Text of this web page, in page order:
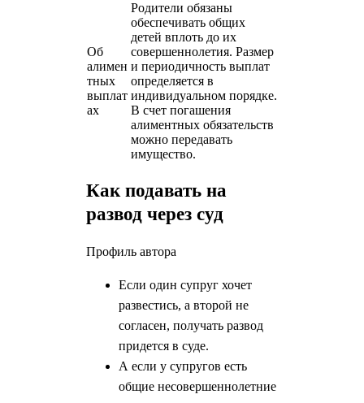
Об
алимен
тных
выплат
ах
Родители обязаны
обеспечивать общих
детей вплоть до их
совершеннолетия. Размер
и периодичность выплат
определяется в
индивидуальном порядке.
В счет погашения
алиментных обязательств
можно передавать
имущество.
Как подавать на
развод через суд
Профиль автора
Если один супруг хочет
развестись, а второй не
согласен, получать развод
придется в суде.
А если у супругов есть
общие несовершеннолетние